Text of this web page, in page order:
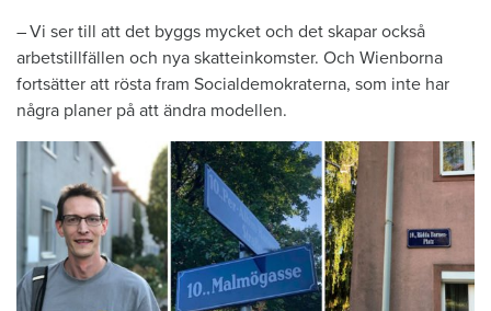
– Vi ser till att det byggs mycket och det skapar också
arbetstillfällen och nya skatteinkomster. Och Wienborna
fortsätter att rösta fram Socialdemokraterna, som inte har
några planer på att ändra modellen.